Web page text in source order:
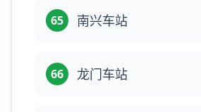
65 南兴车站
66 龙门车站